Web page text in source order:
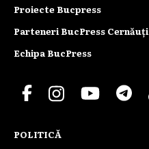
Proiecte Bucpress
Parteneri BucPress Cernăuți
Echipa BucPress
POLITICĂ